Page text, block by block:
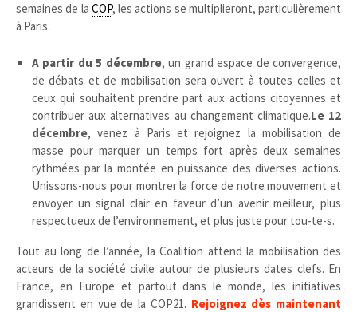
semaines de la COP, les actions se multiplieront, particulièrement
à Paris.
A partir du 5 décembre, un grand espace de convergence,
de débats et de mobilisation sera ouvert à toutes celles et
ceux qui souhaitent prendre part aux actions citoyennes et
contribuer aux alternatives au changement climatique.Le 12
décembre, venez à Paris et rejoignez la mobilisation de
masse pour marquer un temps fort après deux semaines
rythmées par la montée en puissance des diverses actions.
Unissons-nous pour montrer la force de notre mouvement et
envoyer un signal clair en faveur d’un avenir meilleur, plus
respectueux de l’environnement, et plus juste pour tou-te-s.
Tout au long de l’année, la Coalition attend la mobilisation des
acteurs de la société civile autour de plusieurs dates clefs. En
France, en Europe et partout dans le monde, les initiatives
grandissent en vue de la COP21. Rejoignez dès maintenant